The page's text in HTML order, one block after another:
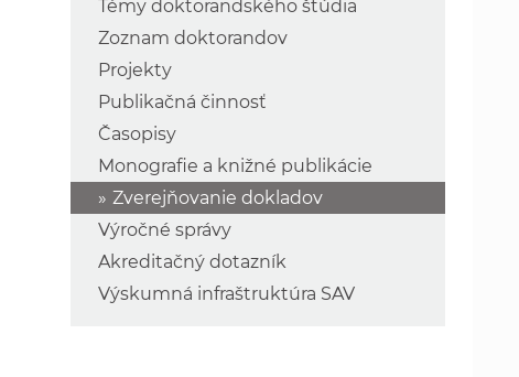
Témy doktorandského štúdia
Zoznam doktorandov
Projekty
Publikačná činnosť
Časopisy
Monografie a knižné publikácie
Zverejňovanie dokladov
Výročné správy
Akreditačný dotazník
Výskumná infraštruktúra SAV